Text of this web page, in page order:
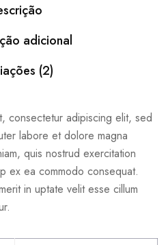
adicional
(2)
consectetur adipiscing elit, sed
labore et dolore magna
quis nostrud exercitation
ex ea commodo consequat.
in uptate velit esse cillum